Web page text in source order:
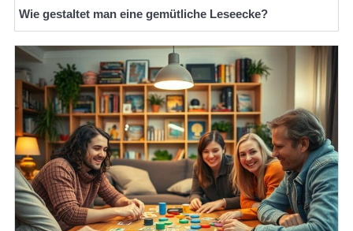
Wie gestaltet man eine gemütliche Leseecke?